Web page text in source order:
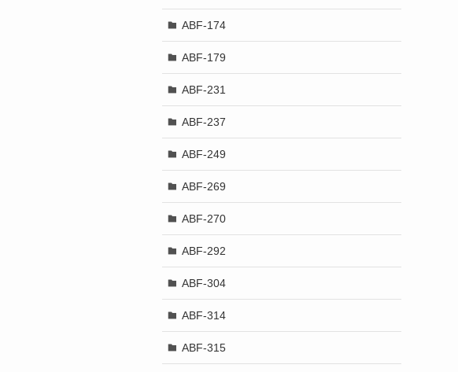
ABF-174
ABF-179
ABF-231
ABF-237
ABF-249
ABF-269
ABF-270
ABF-292
ABF-304
ABF-314
ABF-315